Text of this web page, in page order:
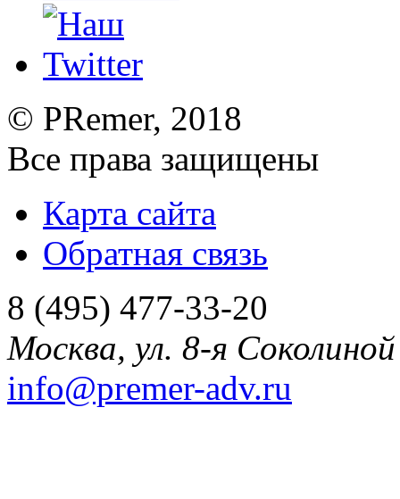
© PRemer, 2018
Все права защищены
Карта сайта
Обратная связь
8 (495) 477-33-20
Москва, ул. 8-я
info@premer-adv.ru